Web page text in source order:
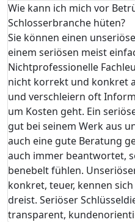
Wie kann ich mich vor
Schlosserbranche hüten?
Sie können einen
einem seriösen meist
Nichtprofessionelle
nicht korrekt und konkret
und verschleiern oft
um Kosten geht. Ein
gut bei seinem Werk aus
auch eine gute Beratung
auch immer beantwortet,
benebelt fühlen.
konkret, teuer, kennen
dreist. Seriöser
transparent,